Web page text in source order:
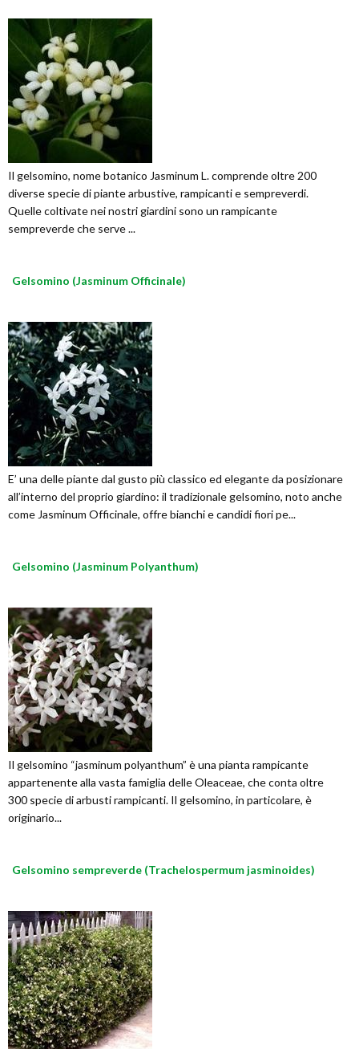
Il gelsomino, nome botanico Jasminum L. comprende oltre 200
diverse specie di piante arbustive, rampicanti e sempreverdi.
Quelle coltivate nei nostri giardini sono un rampicante
sempreverde che serve ...
Gelsomino (Jasminum Officinale)
E’ una delle piante dal gusto più classico ed elegante da posizionare
all’interno del proprio giardino: il tradizionale gelsomino, noto anche
come Jasminum Officinale, offre bianchi e candidi fiori pe...
Gelsomino (Jasminum Polyanthum)
Il gelsomino “jasminum polyanthum” è una pianta rampicante
appartenente alla vasta famiglia delle Oleaceae, che conta oltre
300 specie di arbusti rampicanti. Il gelsomino, in particolare, è
originario...
Gelsomino sempreverde (Trachelospermum jasminoides)